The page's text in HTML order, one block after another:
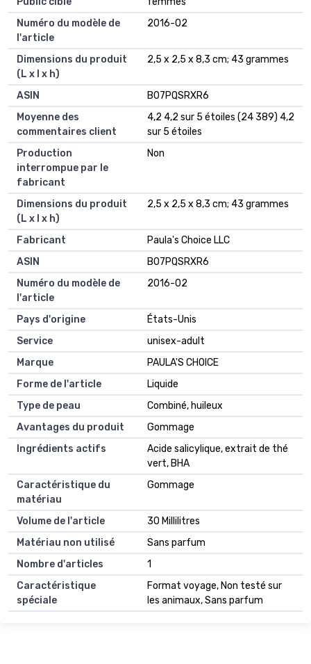
Numéro du modèle de
l'article
‎2016-02
Dimensions du produit
(L x l x h)
‎2,5 x 2,5 x 8,3 cm; 43 grammes
ASIN
‎B07PQSRXR6
Moyenne des
commentaires client
4,2 4,2 sur 5 étoiles (24 389) 4,2
sur 5 étoiles
Production
interrompue par le
fabricant
Non
Dimensions du produit
(L x l x h)
2,5 x 2,5 x 8,3 cm; 43 grammes
Fabricant
Paula's Choice LLC
ASIN
B07PQSRXR6
Numéro du modèle de
l'article
2016-02
Pays d'origine
États-Unis
Service
unisex-adult
Marque
PAULA'S CHOICE
Forme de l'article
Liquide
Type de peau
Combiné, huileux
Avantages du produit
Gommage
Ingrédients actifs
Acide salicylique, extrait de thé
vert, BHA
Caractéristique du
matériau
Gommage
Volume de l'article
30 Millilitres
Matériau non utilisé
Sans parfum
Nombre d'articles
1
Caractéristique
spéciale
Format voyage, Non testé sur
les animaux, Sans parfum